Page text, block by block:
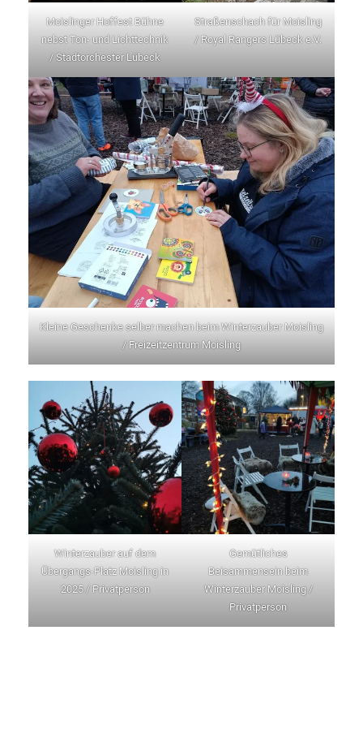
Moislinger Hoffest Bühne
nebst Ton- und Lichttechnik
/ Stadtorchester Lübeck
Straßenschach für Moisling
/ Royal Rangers Lübeck e.V.
Kleine Geschenke selber machen beim Winterzauber Moisling
/ Freizeitzentrum Moisling
Winterzauber auf dem
Übergangs-Platz Moisling in
2025 / Privatperson
Gemütliches
Beisammensein beim
Winterzauber Moisling /
Privatperson